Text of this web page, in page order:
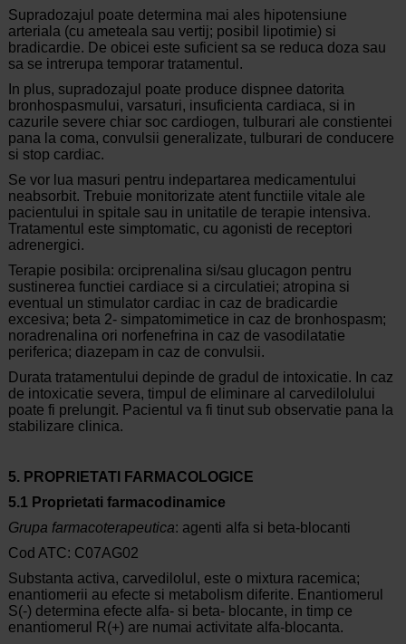
Supradozajul poate determina mai ales hipotensiune
arteriala (cu ameteala sau vertij; posibil lipotimie) si
bradicardie. De obicei este suficient sa se reduca doza sau
sa se intrerupa temporar tratamentul.
In plus, supradozajul poate produce dispnee datorita
bronhospasmului, varsaturi, insuficienta cardiaca, si in
cazurile severe chiar soc cardiogen, tulburari ale constientei
pana la coma, convulsii generalizate, tulburari de conducere
si stop cardiac.
Se vor lua masuri pentru indepartarea medicamentului
neabsorbit. Trebuie monitorizate atent functiile vitale ale
pacientului in spitale sau in unitatile de terapie intensiva.
Tratamentul este simptomatic, cu agonisti de receptori
adrenergici.
Terapie posibila: orciprenalina si/sau glucagon pentru
sustinerea functiei cardiace si a circulatiei; atropina si
eventual un stimulator cardiac in caz de bradicardie
excesiva; beta 2- simpatomimetice in caz de bronhospasm;
noradrenalina ori norfenefrina in caz de vasodilatatie
periferica; diazepam in caz de convulsii.
Durata tratamentului depinde de gradul de intoxicatie. In caz
de intoxicatie severa, timpul de eliminare al carvedilolului
poate fi prelungit. Pacientul va fi tinut sub observatie pana la
stabilizare clinica.
5. PROPRIETATI FARMACOLOGICE
5.1 Proprietati farmacodinamice
Grupa farmacoterapeutica: agenti alfa si beta-blocanti
Cod ATC: C07AG02
Substanta activa, carvedilolul, este o mixtura racemica;
enantiomerii au efecte si metabolism diferite. Enantiomerul
S(-) determina efecte alfa- si beta- blocante, in timp ce
enantiomerul R(+) are numai activitate alfa-blocanta.